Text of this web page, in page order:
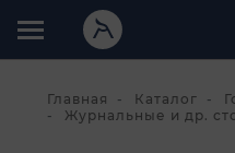
Главная Каталог
Журнальные и др.